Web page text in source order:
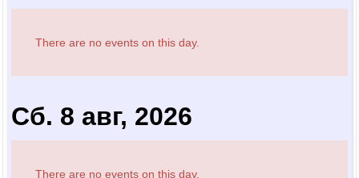
There are no events on this day.
Сб. 8 авг, 2026
There are no events on this day.